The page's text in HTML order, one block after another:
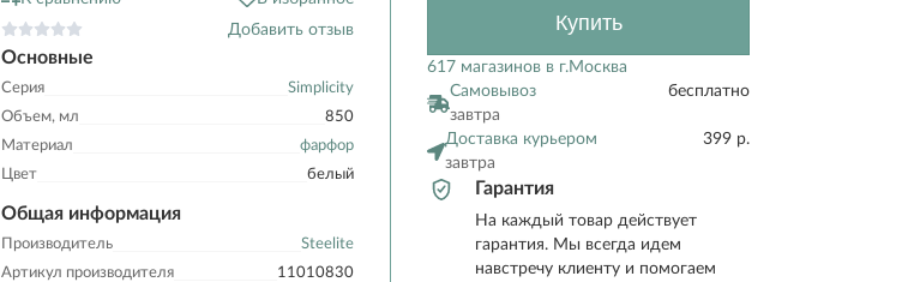
Добавить отзыв
Основные
Серия
Simplicity
Объем, мл
850
Материал
фарфор
Цвет
белый
Общая информация
Производитель
Steelite
Артикул производителя
11010830
Купить
617 магазинов в г.Москва
Самовывоз
завтра
бесплатно
Доставка курьером
завтра
399 р.
Гарантия
На каждый товар действует
гарантия. Мы всегда идем
навстречу клиенту и помогаем